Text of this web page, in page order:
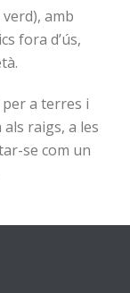
amb
fora d’ús,
a terres i
raigs, a les
se com un